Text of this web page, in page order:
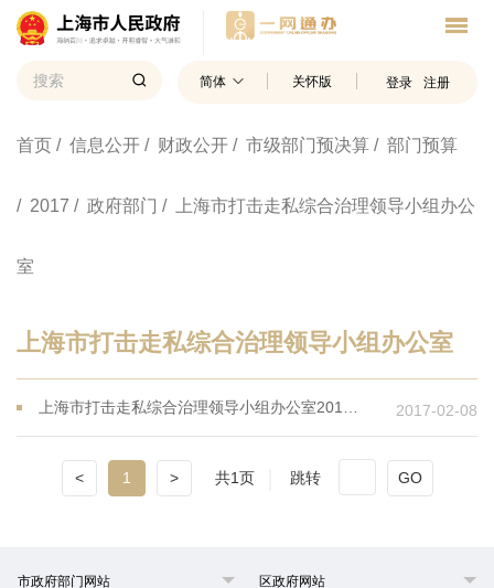
简体 关怀版 登录 注册
首页 / 信息公开 / 财政公开 / 市级部门预决算 / 部门预算
/ 2017 / 政府部门 / 上海市打击走私综合治理领导小组办公
室
上海市打击走私综合治理领导小组办公室
2017-02-08
< 1 > 共1页 跳转 GO
市政府部门网站 区政府网站